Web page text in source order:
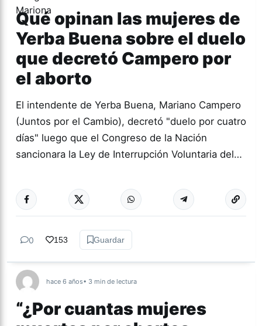
Qué opinan las mujeres de
Yerba Buena sobre el duelo
que decretó Campero por
el aborto
El intendente de Yerba Buena, Mariano Campero
(Juntos por el Cambio), decretó "duelo por cuatro
días" luego que el Congreso de la Nación
sancionara la Ley de Interrupción Voluntaria del…
ABORTO
2020
Más
0 153 Guardar
hace 6 años• 3 min de lectura
“¿Por cuantas mujeres